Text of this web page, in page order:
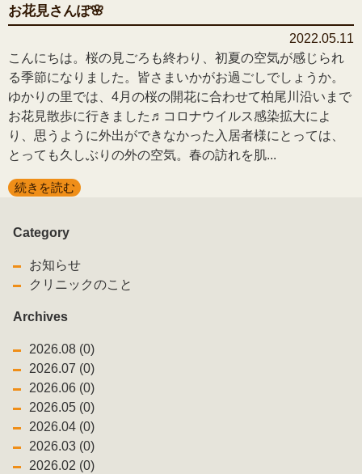
お花見さんぽ🌸
2022.05.11
こんにちは。桜の見ごろも終わり、初夏の空気が感じられ
る季節になりました。皆さまいかがお過ごしでしょうか。
ゆかりの里では、4月の桜の開花に合わせて柏尾川沿いまで
お花見散歩に行きました♬コロナウイルス感染拡大によ
り、思うように外出ができなかった入居者様にとっては、
とっても久しぶりの外の空気。春の訪れを肌...
続きを読む
Category
お知らせ
クリニックのこと
Archives
2026.08 (0)
2026.07 (0)
2026.06 (0)
2026.05 (0)
2026.04 (0)
2026.03 (0)
2026.02 (0)